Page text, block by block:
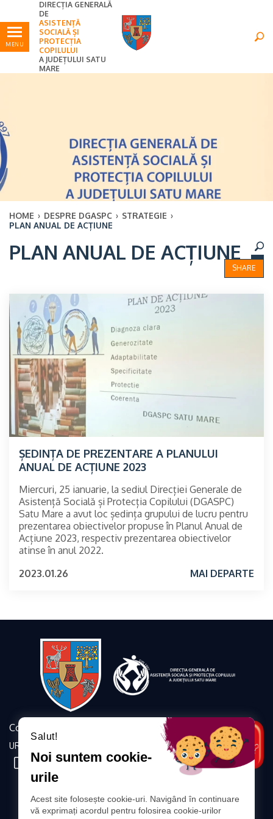
MENU
DIRECȚIA GENERALĂ
DE
ASISTENȚĂ
SOCIALĂ ȘI
PROTECȚIA
COPILULUI
A JUDEȚULUI SATU
MARE
Ultimele
HOME › DESPRE DGASPC › STRATEGIE ›
PLAN ANUAL DE ACȚIUNE
Ultimele Oricând ×
PLAN ANUAL DE ACȚIUNE
SHARE
ȘEDINȚA DE PREZENTARE A PLANULUI
ANUAL DE ACȚIUNE 2023
Miercuri, 25 ianuarie, la sediul Direcției Generale de
Asistență Socială și Protecția Copilului (DGASPC)
Satu Mare a avut loc ședința grupului de lucru pentru
prezentarea obiectivelor propuse în Planul Anual de
Acțiune 2023, respectiv prezentarea obiectivelor
atinse în anul 2022.
2023.01.26
MAI DEPARTE
DIRECȚIA GENERALĂ DE
ASISTENȚĂ SOCIALĂ ȘI PROTECȚIA COPILULUI
Contact
URMĂRIȚI-NE
Salut!
Noi suntem cookie-
urile
Acest site folosește cookie-uri. Navigând în continuare
vă exprimați acordul pentru folosirea cookie-urilor